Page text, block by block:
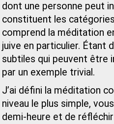
dont une personne peut
constituent les
comprend la méditation
juive en particulier. Étant
subtiles qui peuvent être
par un exemple trivial.
J’ai défini la méditation
niveau le plus simple,
demi-heure et de